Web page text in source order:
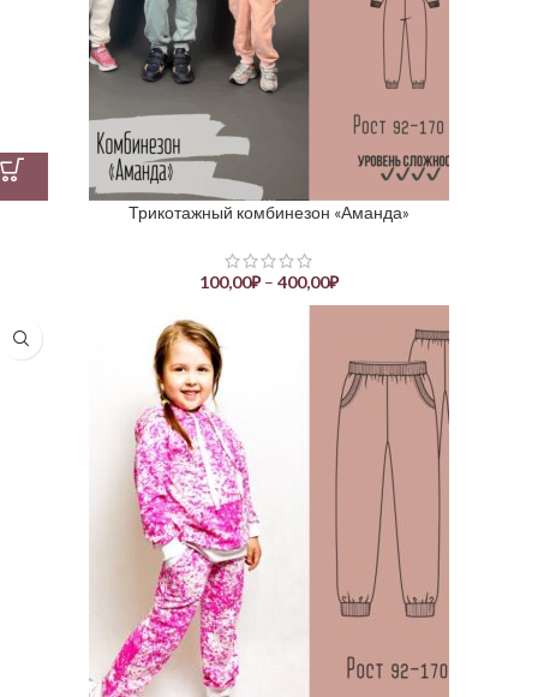
Трикотажный комбинезон «Аманда»
100,00₽ – 400,00₽